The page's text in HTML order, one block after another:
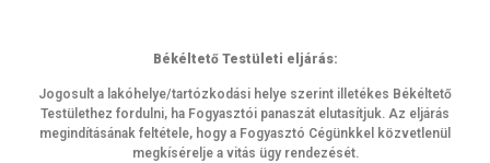
Békéltető Testületi eljárás:
Jogosult a lakóhelye/tartózkodási helye szerint illetékes Békéltető
Testülethez fordulni, ha Fogyasztói panaszát elutasítjuk. Az eljárás
megindításának feltétele, hogy a Fogyasztó Cégünkkel közvetlenül
megkísérelje a vitás ügy rendezését.